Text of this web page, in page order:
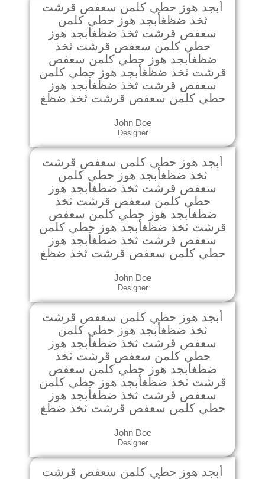
أبجد هوز حطي كلمن سعفص قرشت
ثخذ ضظغأبجد هوز حطي كلمن
سعفص قرشت ثخذ ضظغأبجد هوز
حطي كلمن سعفص قرشت ثخذ
ضظغأبجد هوز حطي كلمن سعفص
قرشت ثخذ ضظغأبجد هوز حطي كلمن
سعفص قرشت ثخذ ضظغأبجد هوز
حطي كلمن سعفص قرشت ثخذ ضظغ
John Doe
Designer
أبجد هوز حطي كلمن سعفص قرشت
ثخذ ضظغأبجد هوز حطي كلمن
سعفص قرشت ثخذ ضظغأبجد هوز
حطي كلمن سعفص قرشت ثخذ
ضظغأبجد هوز حطي كلمن سعفص
قرشت ثخذ ضظغأبجد هوز حطي كلمن
سعفص قرشت ثخذ ضظغأبجد هوز
حطي كلمن سعفص قرشت ثخذ ضظغ
John Doe
Designer
أبجد هوز حطي كلمن سعفص قرشت
ثخذ ضظغأبجد هوز حطي كلمن
سعفص قرشت ثخذ ضظغأبجد هوز
حطي كلمن سعفص قرشت ثخذ
ضظغأبجد هوز حطي كلمن سعفص
قرشت ثخذ ضظغأبجد هوز حطي كلمن
سعفص قرشت ثخذ ضظغأبجد هوز
حطي كلمن سعفص قرشت ثخذ ضظغ
John Doe
Designer
أبجد هوز حطي كلمن سعفص قرشت